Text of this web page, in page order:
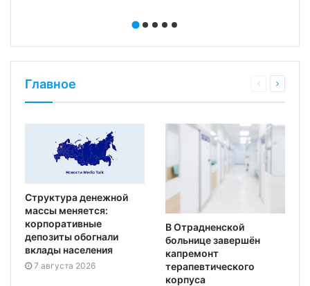
Главное
Структура денежной
массы меняется:
корпоративные
депозиты обогнали
вклады населения
7 августа 2026
В Отрадненской
больнице завершён
капремонт
терапевтического
корпуса